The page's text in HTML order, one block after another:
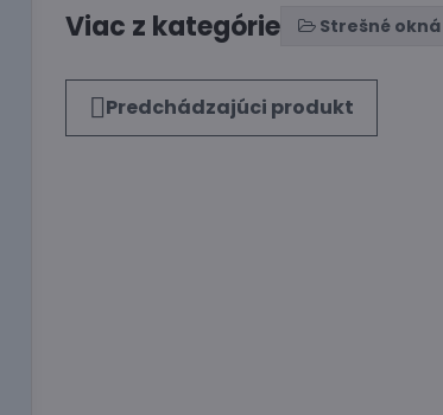
Viac z kategórie Strešné okná
Predchádzajúci produkt